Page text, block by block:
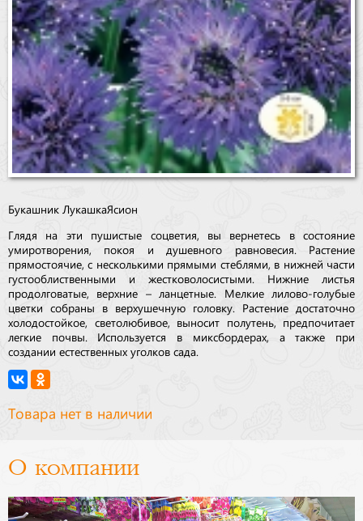
Букашник ЛукашкаЯсион
Глядя на эти пушистые соцветия, вы вернетесь в состояние
умиротворения, покоя и душевного равновесия. Растение
прямостоячие, с несколькими прямыми стеблями, в нижней части
густооблиственными и жестковолосистыми. Нижние листья
продолговатые, верхние – ланцетные. Мелкие лилово-голубые
цветки собраны в верхушечную головку. Растение достаточно
холодостойкое, светолюбивое, выносит полутень, предпочитает
легкие почвы. Используется в миксбордерах, а также при
создании естественных уголков сада.
Товара нет в наличии
О компании